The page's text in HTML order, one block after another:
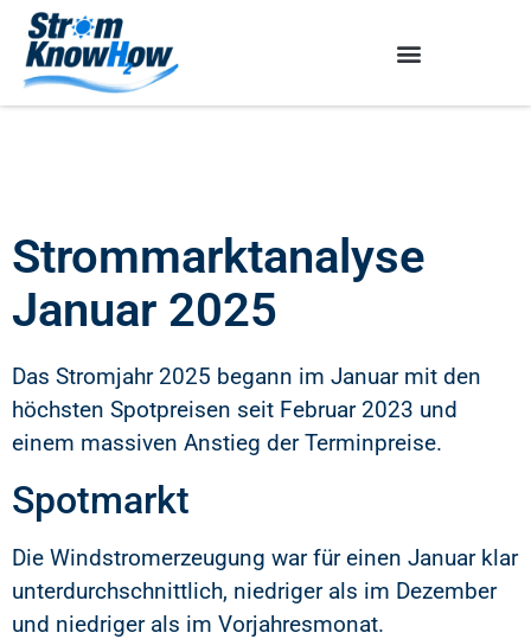
Strommarktanalyse
Januar 2025
Das Stromjahr 2025 begann im Januar mit den
höchsten Spotpreisen seit Februar 2023 und
einem massiven Anstieg der Terminpreise.
Spotmarkt
Die Windstromerzeugung war für einen Januar klar
unterdurchschnittlich, niedriger als im Dezember
und niedriger als im Vorjahresmonat.